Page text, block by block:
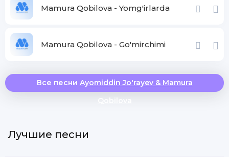
Mamura Qobilova - Yomg'irlarda
Mamura Qobilova - Go'mirchimi
Все песни Ayomiddin Jo'rayev & Mamura
Qobilova
Лучшие песни